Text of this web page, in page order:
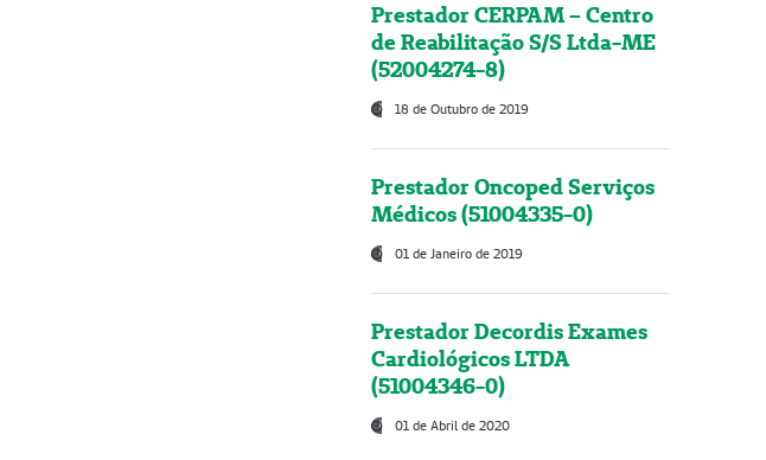
Prestador CERPAM – Centro
de Reabilitação S/S Ltda-ME
(52004274-8)
18 de Outubro de 2019
Prestador Oncoped Serviços
Médicos (51004335-0)
01 de Janeiro de 2019
Prestador Decordis Exames
Cardiológicos LTDA
(51004346-0)
01 de Abril de 2020